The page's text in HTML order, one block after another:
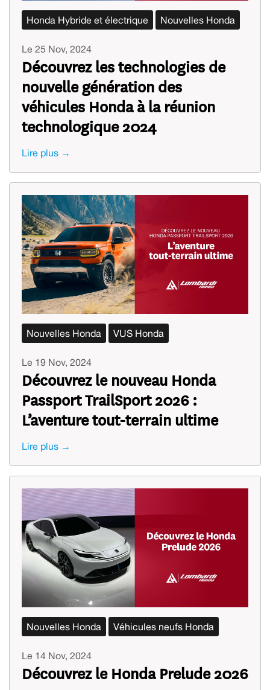
Honda Hybride et électrique Nouvelles Honda
Le 25 Nov, 2024
Découvrez les technologies de
nouvelle génération des
véhicules Honda à la réunion
technologique 2024
Lire plus →
Nouvelles Honda VUS Honda
Le 19 Nov, 2024
Découvrez le nouveau Honda
Passport TrailSport 2026 :
L’aventure tout-terrain ultime
Lire plus →
Nouvelles Honda Véhicules neufs Honda
Le 14 Nov, 2024
Découvrez le Honda Prelude 2026